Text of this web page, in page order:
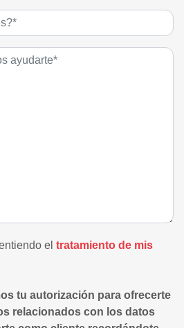
el tratamiento de mis
tu autorización para ofrecerte
relacionados con los datos